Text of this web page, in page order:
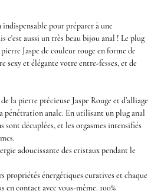
pour préparer à une
c'est aussi un très beau bijou anal ! Le plug
pierre Jaspe de couleur rouge en forme de
et élégante votre entre-fesses, et de
lapierre précieuse Jaspe Rouge et d’alliage
pénétration anale. En utilisant unplug anal
sont décuplées, et les orgasmes intensifiés
adoucissante des cristaux pendant le
propriétés énergétiques curatives et chaque
en contact avec vous-même. 100%